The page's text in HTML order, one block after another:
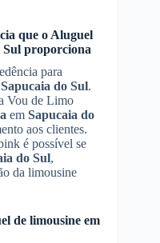
que o Aluguel
Sul proporciona
para
Sapucaia do Sul.
Vou de Limo
em Sapucaia do
aos clientes.
é possível se
do Sul,
da limousine
de limousine em